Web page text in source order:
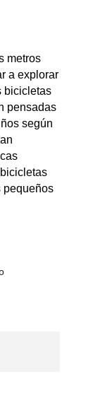
metros
a explorar
bicicletas
pensadas
según
pequeños